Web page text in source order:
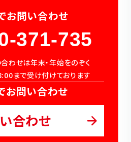
お問い合わせ
371-735
わせは年末・年始をのぞく
まで受け付けております
お問い合わせ
合わせ